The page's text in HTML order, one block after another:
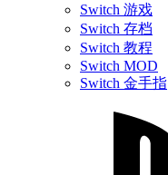
Switch 游戏
Switch 存档
Switch 教程
Switch MOD
Switch 金手指